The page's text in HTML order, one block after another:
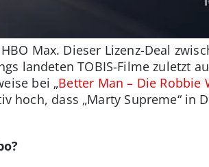
Max. Dieser Lizenz-Deal
landeten TOBIS-Filme zuletzt
bei „Better Man – Die Robbie
hoch, dass „Marty Supreme“ in